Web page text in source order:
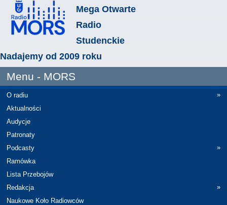
Mega Otwarte
Radio
Studenckie
Nadajemy od 2009 roku
Menu - MORS
O radiu
»
Aktualności
Audycje
Patronaty
Podcasty
»
Ramówka
Lista Przebojów
Redakcja
»
Naukowe Koło Radiowców